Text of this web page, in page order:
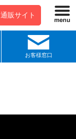
通販サイト
お客様窓口